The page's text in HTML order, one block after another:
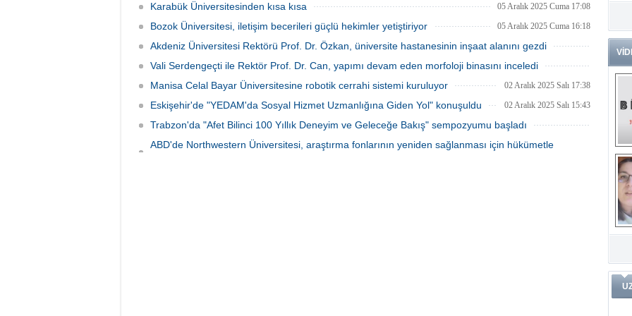
Karabük Üniversitesinden kısa kısa 05 Aralık 2025 Cuma 17:08
Bozok Üniversitesi, iletişim becerileri güçlü hekimler yetiştiriyor 05 Aralık 2025 Cuma 16:18
Akdeniz Üniversitesi Rektörü Prof. Dr. Özkan, üniversite hastanesinin inşaat alanını gezdi
04 Aralık 2025 Perşembe 16:33
Vali Serdengeçti ile Rektör Prof. Dr. Can, yapımı devam eden morfoloji binasını inceledi
04 Aralık 2025 Perşembe 15:48
Manisa Celal Bayar Üniversitesine robotik cerrahi sistemi kuruluyor 02 Aralık 2025 Salı 17:38
Eskişehir'de "YEDAM'da Sosyal Hizmet Uzmanlığına Giden Yol" konuşuldu 02 Aralık 2025 Salı 15:43
Trabzon'da "Afet Bilinci 100 Yıllık Deneyim ve Geleceğe Bakış" sempozyumu başladı
01 Aralık 2025 Pazartesi 14:53
ABD'de Northwestern Üniversitesi, araştırma fonlarının yeniden sağlanması için hükümetle